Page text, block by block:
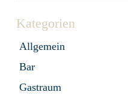
Kategorien
Allgemein
Bar
Gastraum